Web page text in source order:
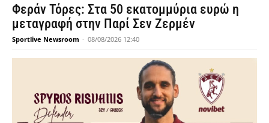
Φεράν Τόρες: Στα 50 εκατομμύρια ευρώ η
μεταγραφή στην Παρί Σεν Ζερμέν
Sportlive Newsroom - 08/08/2026 12:40